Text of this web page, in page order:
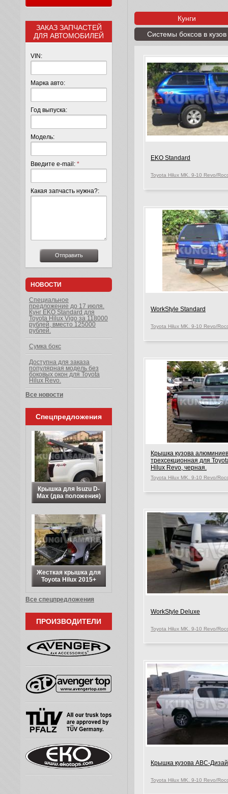
Кунги
Системы боксов в кузов
EKO Standard
WorkStyle Standard
Крышка кузова
трехсекционная для
Hilux Revo, черная.
WorkStyle Deluxe
Крышка кузова АВС-
ЗАКАЗ ЗАПЧАСТЕЙ
ДЛЯ АВТОМОБИЛЕЙ
VIN:
Марка авто:
Год выпуска:
Модель:
Введите e-mail: *
Какая запчасть нужна?:
НОВОСТИ
Специальное
предложение до 17 июля.
Кунг EKO Standard для
Toyota Hilux Vigo за 118000
рублей, вместо 125000
рублей.
Сумка бокс
Доступна для заказа
популярная модель без
боковых окон для Toyota
Hilux Revo.
Все новости
Спецпредложения
Крышка для Isuzu D-
Max (два положения)
Жесткая крышка для
Toyota Hilux 2015+
Все спецпредложения
ПРОИЗВОДИТЕЛИ